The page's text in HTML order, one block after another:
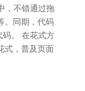
，不错通过拖
。同期，代码
码。 在花式方
式，普及页面